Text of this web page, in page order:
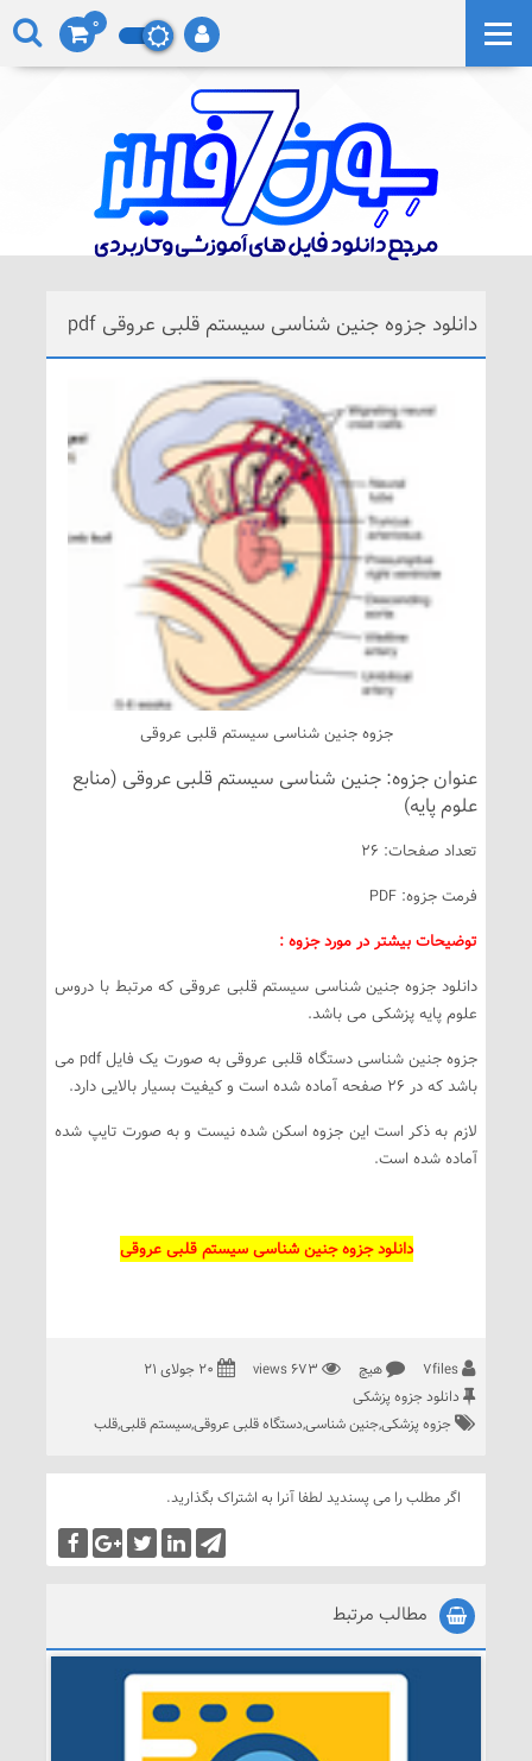
دانلود جزوه جنین شناسی سیستم قلبی عروقی pdf
جزوه جنین شناسی سیستم قلبی عروقی
عنوان جزوه: جنین شناسی سیستم قلبی عروقی (منابع
علوم پایه)
تعداد صفحات: 26
فرمت جزوه: PDF
توضیحات بیشتر در مورد جزوه :
دانلود جزوه جنین شناسی سیستم قلبی عروقی که مرتبط با دروس
علوم پایه پزشکی می باشد.
جزوه جنین شناسی دستگاه قلبی عروقی به صورت یک فایل pdf می
باشد که در 26 صفحه آماده شده است و کیفیت بسیار بالایی دارد.
لازم به ذکر است این جزوه اسکن شده نیست و به صورت تایپ شده
آماده شده است.
دانلود جزوه جنین شناسی سیستم قلبی عروقی
7files هیچ
دانلود جزوه پزشکی
جزوه پزشکی,جنین شناسی,دستگاه قلبی عروقی,سیستم قلبی,قلب
اگر مطلب را می پسندید لطفا آنرا به اشتراک بگذارید.
مطالب مرتبط
0